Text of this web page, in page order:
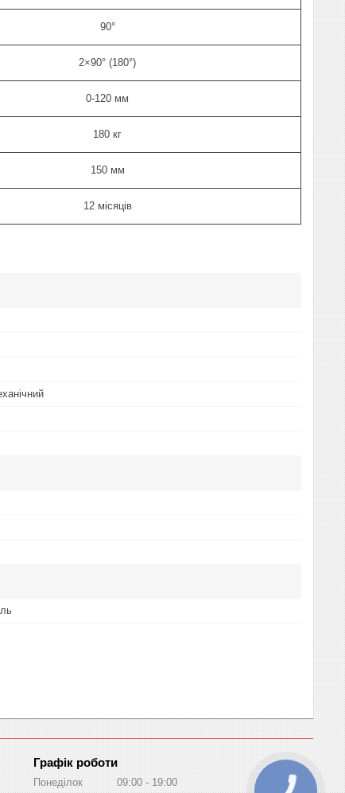
90°
2×90° (180°)
0-120 мм
180 кг
150 мм
12 місяців
Графік роботи
Понеділок 09:00 19:00